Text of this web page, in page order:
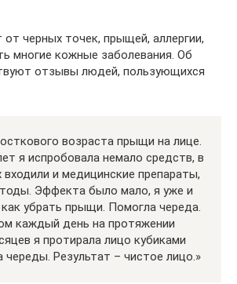
от черных точек, прыщей, аллергии,
многие кожные заболевания. Об
отзывы людей, пользующихся
возраста прыщи на лице.
я испробовала немало средств, в
и медицинские препараты,
Эффекта было мало, я уже и
убрать прыщи. Помогла череда.
каждый день на протяжении
я протирала лицо кубиками
череды. Результат – чистое лицо.»